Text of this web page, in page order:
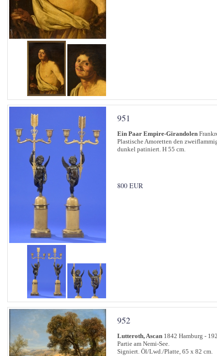
951
Ein Paar Empire-Girandolen
Plastische Amoretten den
dunkel patiniert. H 55 cm.
800 EUR
952
Lutteroth, Ascan 1842 Hamburg -
Partie am Nemi-See.
Signiert. Öl/Lwd./Platte, 65 x 82 cm.